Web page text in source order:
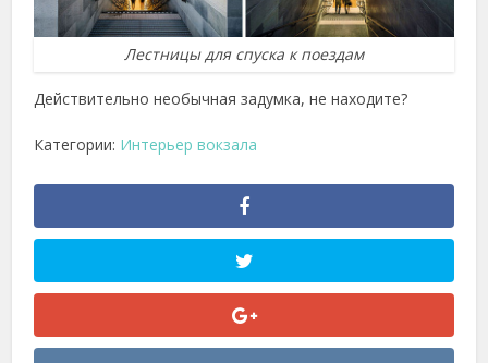
Лестницы для спуска к поездам
Действительно необычная задумка, не находите?
Категории: Интерьер вокзала